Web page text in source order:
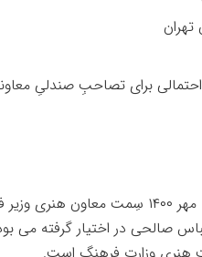
تهران
احتمالی برای تصاحبِ صندلیِ
حسینی پیش‌تر از آذر ۱۳۹۶ تا مهر ۱۴۰۰
صالحی در اختیار گرفته می